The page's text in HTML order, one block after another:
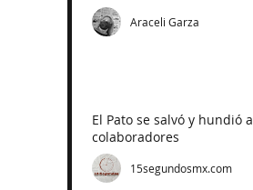
Araceli Garza
El Pato se salvó y hundió a
colaboradores
15segundosmx.com